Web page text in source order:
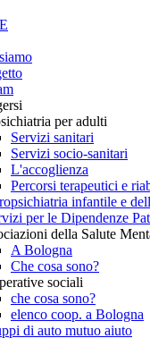
per adulti
Servizi sanitari
Servizi socio-sanitari
L'accoglienza
Percorsi terapeutici e
infantile e
per le Dipendenze
della Salute
A Bologna
Che cosa sono?
sociali
che cosa sono?
elenco coop. a Bologna
di auto mutuo aiuto